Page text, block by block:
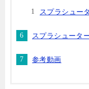
スプラシュー
スプラシュータ
参考動画